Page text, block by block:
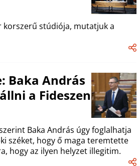
korszerű stúdiója, mutatjuk a
Baka András
a Fideszen
Baka András úgy foglalhatja
széket, hogy ő maga teremtette
hogy az ilyen helyzet illegitim.